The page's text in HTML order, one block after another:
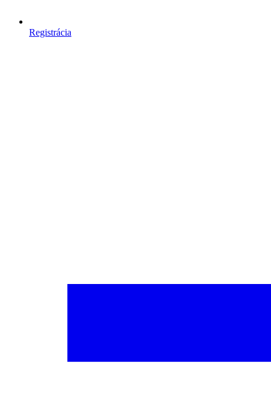
Registrácia